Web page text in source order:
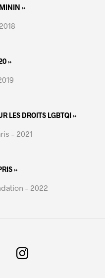
»
»
LES DROITS LGBTQI »
– 2021
»
– 2022